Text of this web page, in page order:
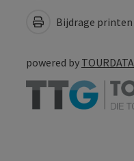
Bijdrage printen
powered by TOURDATA